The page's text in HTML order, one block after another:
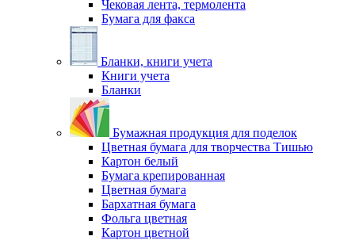
Чековая лента, термолента
Бумага для факса
Бланки, книги учета
Книги учета
Бланки
Бумажная продукция для поделок
Цветная бумага для творчества Тишью
Картон белый
Бумага крепированная
Цветная бумага
Бархатная бумага
Фольга цветная
Картон цветной